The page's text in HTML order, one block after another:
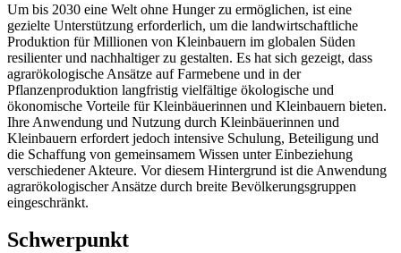
Um bis 2030 eine Welt ohne Hunger zu ermöglichen, ist eine
gezielte Unterstützung erforderlich, um die landwirtschaftliche
Produktion für Millionen von Kleinbauern im globalen Süden
resilienter und nachhaltiger zu gestalten. Es hat sich gezeigt, dass
agrarökologische Ansätze auf Farmebene und in der
Pflanzenproduktion langfristig vielfältige ökologische und
ökonomische Vorteile für Kleinbäuerinnen und Kleinbauern bieten.
Ihre Anwendung und Nutzung durch Kleinbäuerinnen und
Kleinbauern erfordert jedoch intensive Schulung, Beteiligung und
die Schaffung von gemeinsamem Wissen unter Einbeziehung
verschiedener Akteure. Vor diesem Hintergrund ist die Anwendung
agrarökologischer Ansätze durch breite Bevölkerungsgruppen
eingeschränkt.
Schwerpunkt